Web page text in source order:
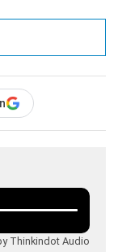
Thinkindot Audio